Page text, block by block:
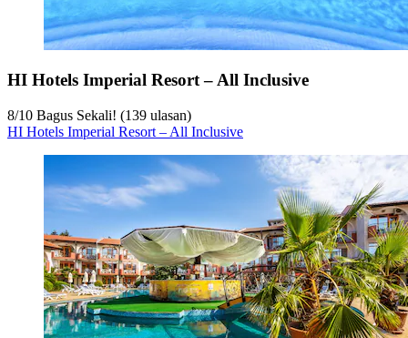
HI Hotels Imperial Resort – All Inclusive
8/10 Bagus Sekali! (139 ulasan)
HI Hotels Imperial Resort – All Inclusive